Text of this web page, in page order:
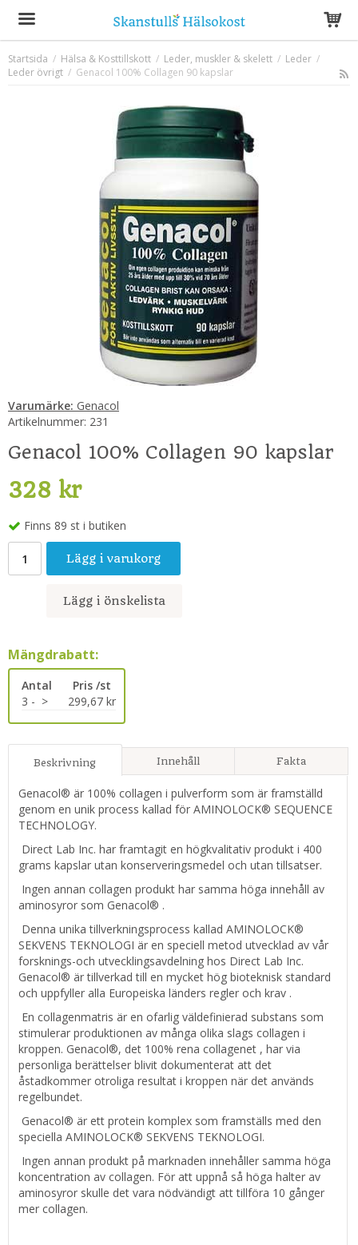
Produkten har blivit tillagd i varukorgen
Startsida / Hälsa & Kosttillskott / Leder, muskler & skelett / Leder /
Leder övrigt / Genacol 100% Collagen 90 kapslar
Varumärke: Genacol
Artikelnummer: 231
Genacol 100% Collagen 90 kapslar
328 kr
Finns 89 st i butiken
Lägg i varukorg
Lägg i önskelista
Mängdrabatt:
Antal
Pris /st
3 - > 299,67 kr
Beskrivning Innehåll Fakta
Genacol® är 100% collagen i pulverform som är framställd
genom en unik process kallad för AMINOLOCK® SEQUENCE
TECHNOLOGY.
Direct Lab Inc. har framtagit en högkvalitativ produkt i 400
grams kapslar utan konserveringsmedel och utan tillsatser.
Ingen annan collagen produkt har samma höga innehåll av
aminosyror som Genacol® .
Denna unika tillverkningsprocess kallad AMINOLOCK®
SEKVENS TEKNOLOGI är en speciell metod utvecklad av vår
forsknings-och utvecklingsavdelning hos Direct Lab Inc.
Genacol® är tillverkad till en mycket hög bioteknisk standard
och uppfyller alla Europeiska länders regler och krav .
En collagenmatris är en ofarlig väldefinierad substans som
stimulerar produktionen av många olika slags collagen i
kroppen. Genacol®, det 100% rena collagenet , har via
personliga berättelser blivit dokumenterat att det
åstadkommer otroliga resultat i kroppen när det används
regelbundet.
Genacol® är ett protein komplex som framställs med den
speciella AMINOLOCK® SEKVENS TEKNOLOGI.
Ingen annan produkt på marknaden innehåller samma höga
koncentration av collagen. För att uppnå så höga halter av
aminosyror skulle det vara nödvändigt att tillföra 10 gånger
mer collagen.